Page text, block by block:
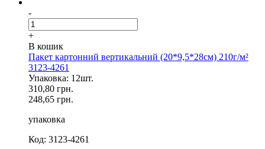
-
+
В кошик
Пакет картонний вертикальний (20*9,5*28см) 210г/м²
3123-4261
Упаковка: 12шт.
310,80 грн.
248,65 грн.
упаковка
Код: 3123-4261